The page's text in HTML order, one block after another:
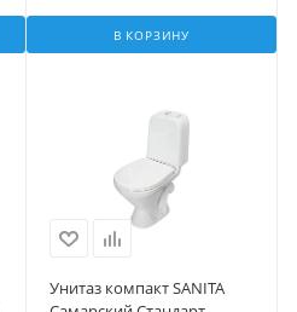
В КОРЗИНУ
Унитаз компакт SANITA